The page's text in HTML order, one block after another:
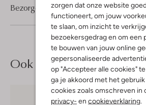
zorgen dat onze website
functioneert, om jouw
te slaan, om inzicht te
bezoekersgedrag en om een
te bouwen van jouw online
gepersonaliseerde
op "Accepteer alle cookies" te
ga je akkoord met het gebruik
cookies zoals omschreven in
privacy- en cookieverklaring
Bezorgen & retourneren
Ook iets voor jou?